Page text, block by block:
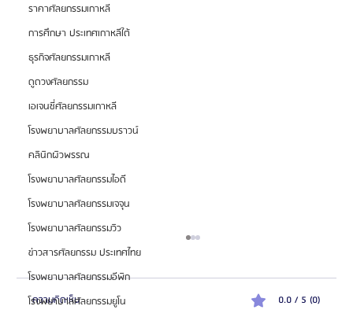
ราคาศัลยกรรมเกาหลี
การศึกษา ประเทศเกาหลีใต้
ธุรกิจศัลยกรรมเกาหลี
ดูดวงศัลยกรรม
เอเจนซี่ศัลยกรรมเกาหลี
โรงพยาบาลศัลยกรรมบราวน์
คลินิกผิวพรรณ
โรงพยาบาลศัลยกรรมไอดี
โรงพยาบาลศัลยกรรมเจจุน
โรงพยาบาลศัลยกรรมวิว
ข่าวสารศัลยกรรม ประเทศไทย
โรงพยาบาลศัลยกรรมอีพิก
โรงพยาบาลศัลยกรรมยูโน
ความคิดเห็น 0.0 / 5 (0)